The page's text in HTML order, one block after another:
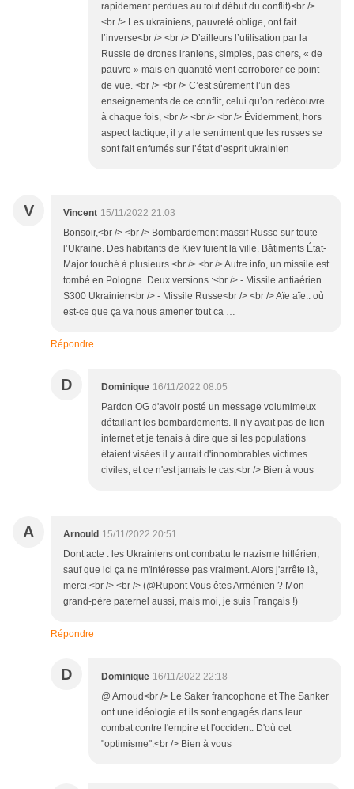
rapidement perdues au tout début du conflit)<br />
<br /> Les ukrainiens, pauvreté oblige, ont fait
l’inverse<br /> <br /> D’ailleurs l’utilisation par la
Russie de drones iraniens, simples, pas chers, « de
pauvre » mais en quantité vient corroborer ce point
de vue. <br /> <br /> C’est sûrement l’un des
enseignements de ce conflit, celui qu’on redécouvre
à chaque fois, <br /> <br /> <br /> Évidemment, hors
aspect tactique, il y a le sentiment que les russes se
sont fait enfumés sur l’état d’esprit ukrainien
V Vincent 15/11/2022 21:03
Bonsoir,<br /> <br /> Bombardement massif Russe sur toute
l’Ukraine. Des habitants de Kiev fuient la ville. Bâtiments État-
Major touché à plusieurs.<br /> <br /> Autre info, un missile est
tombé en Pologne. Deux versions :<br /> - Missile antiaérien
S300 Ukrainien<br /> - Missile Russe<br /> <br /> Aïe aïe.. où
est-ce que ça va nous amener tout ca …
Répondre
D Dominique 16/11/2022 08:05
Pardon OG d'avoir posté un message volumimeux
détaillant les bombardements. Il n'y avait pas de lien
internet et je tenais à dire que si les populations
étaient visées il y aurait d'innombrables victimes
civiles, et ce n'est jamais le cas.<br /> Bien à vous
A Arnould 15/11/2022 20:51
Dont acte : les Ukrainiens ont combattu le nazisme hitlérien,
sauf que ici ça ne m'intéresse pas vraiment. Alors j'arrête là,
merci.<br /> <br /> (@Rupont Vous êtes Arménien ? Mon
grand-père paternel aussi, mais moi, je suis Français !)
Répondre
D Dominique 16/11/2022 22:18
@ Arnoud<br /> Le Saker francophone et The Sanker
ont une idéologie et ils sont engagés dans leur
combat contre l'empire et l'occident. D'où cet
"optimisme".<br /> Bien à vous